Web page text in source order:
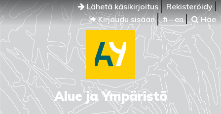
Lähetä käsikirjoitus
Rekisteröidy
Kirjaudu sisään
fi en Hae
Alue ja Ympäristö